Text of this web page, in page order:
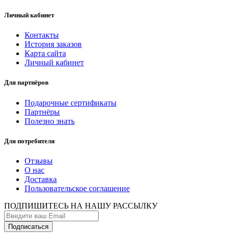
Личный кабинет
Контакты
История заказов
Карта сайта
Личный кабинет
Для партнёров
Подарочные сертификаты
Партнёры
Полезно знать
Для потребителя
Отзывы
О нас
Доставка
Пользовательское соглашение
ПОДПИШИТЕСЬ НА НАШУ РАССЫЛКУ